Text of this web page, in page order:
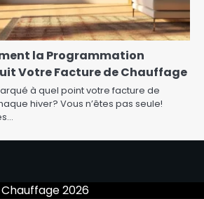
la Programmation
Votre Facture de Chauffage
à quel point votre facture de
hiver? Vous n’êtes pas seule!
2026